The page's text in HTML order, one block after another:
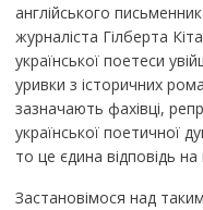
англійського
журналіста Гілберта
української поетеси
уривки з історичних
зазначають фахівці,
української поетичної
то це єдина відповідь на
Застановімося над